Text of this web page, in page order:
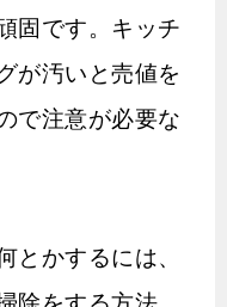
固です。キッチ
が汚いと売値を
で注意が必要な
とかするには、